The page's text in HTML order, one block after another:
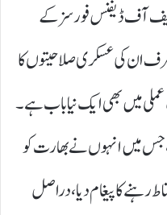
چیف آف ڈیفنس فورسز کے
ان کی عسکری صلاحیتوں کا
عملی میں بھی ایک نیا باب ہے۔
جس میں انہوں نے بھارت کو
رہنے کا پیغام دیا، دراصل